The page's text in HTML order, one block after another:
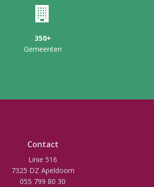
350+
Gemeenten
Contact
Linie 516
7325 DZ Apeldoorn
055 799 80 30